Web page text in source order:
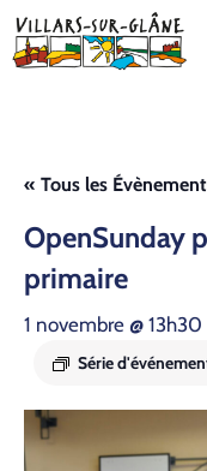
Autorités
Prestations
Documents
Découvrir
« Tous les
Open­Sun­day
pri­maire
1 novembre @ 13h30
Série